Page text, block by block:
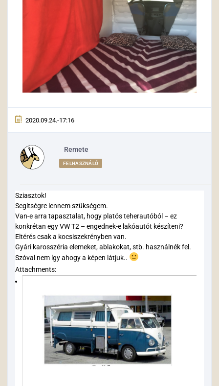
2020.09.24.-17:16
Remete
FELHASZNÁLÓ
Sziasztok!
Segítségre lennem szükségem.
Van-e arra tapasztalat, hogy platós teherautóból – ez
konkrétan egy VW T2 – engednek-e lakóautót készíteni?
Eltérés csak a kocsiszekrényben van.
Gyári karosszéria elemeket, ablakokat, stb. használnék fel.
Szóval nem így ahogy a képen látjuk..
Attachments: